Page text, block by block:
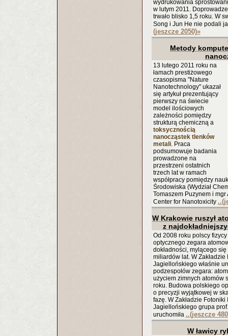
wydrukowania
w lutym 2011.
trwało blisko 1,5 roku. W
Song i Jun He nie podali
(jeszcze 2050)»
Metody
13 lutego 2011 roku na
łamach prestiżowego
czasopisma "Nature
Nanotechnology" ukazał
się artykuł prezentujący
pierwszy na świecie
model ilościowych
zależności pomiędzy
strukturą chemiczną a
toksycznością
nanocząstek tlenków
metali. Praca
podsumowuje badania
prowadzone na
przestrzeni ostatnich
trzech lat w ramach
współpracy pomiędzy
Środowiska (Wydział
Tomaszem Puzynem i
Center for Nanotoxicity
W Krakowie ruszył
z
Od 2008 roku polscy
optycznego zegara
dokładności, mylącego
miliardów lat. W
Jagiellońskiego właśnie
podzespołów zegara:
użyciem zimnych atomów
roku. Budowa polskiego
o precyzji wyjątkowej w
fazę. W Zakładzie
Jagiellońskiego grupa
uruchomiła ..(jeszcze
W ławicy